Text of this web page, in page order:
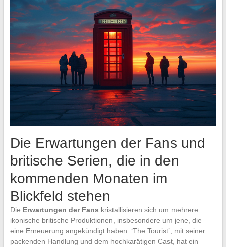
Die Erwartungen der Fans und
britische Serien, die in den
kommenden Monaten im
Blickfeld stehen
Die Erwartungen der Fans kristallisieren sich um mehrere
ikonische britische Produktionen, insbesondere um jene, die
eine Erneuerung angekündigt haben. ‘The Tourist’, mit seiner
packenden Handlung und dem hochkarätigen Cast, hat ein